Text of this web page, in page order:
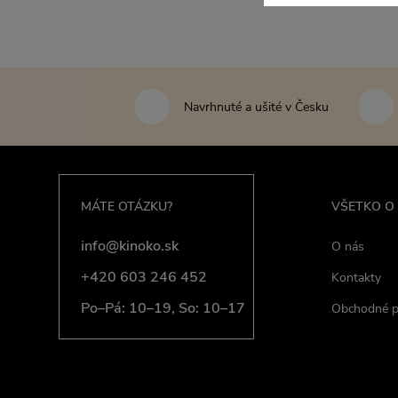
Navrhnuté a ušité v Česku
MÁTE OTÁZKU?
info@kinoko.sk
+420 603 246 452
Po–Pá: 10–19, So: 10–17
VŠETKO O
O nás
Kontakty
Obchodné